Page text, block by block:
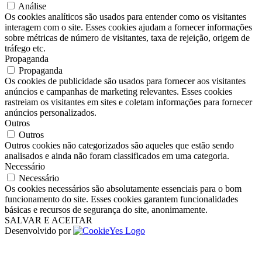
Análise
Os cookies analíticos são usados ​​para entender como os visitantes
interagem com o site. Esses cookies ajudam a fornecer informações
sobre métricas de número de visitantes, taxa de rejeição, origem de
tráfego etc.
Propaganda
Propaganda
Os cookies de publicidade são usados ​​para fornecer aos visitantes
anúncios e campanhas de marketing relevantes. Esses cookies
rastreiam os visitantes em sites e coletam informações para fornecer
anúncios personalizados.
Outros
Outros
Outros cookies não categorizados são aqueles que estão sendo
analisados ​​e ainda não foram classificados em uma categoria.
Necessário
Necessário
Os cookies necessários são absolutamente essenciais para o bom
funcionamento do site. Esses cookies garantem funcionalidades
básicas e recursos de segurança do site, anonimamente.
SALVAR E ACEITAR
Desenvolvido por